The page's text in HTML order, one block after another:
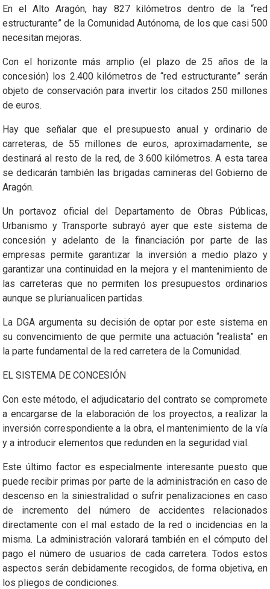
En el Alto Aragón, hay 827 kilómetros dentro de la “red
estructurante” de la Comunidad Autónoma, de los que casi 500
necesitan mejoras.
Con el horizonte más amplio (el plazo de 25 años de la
concesión) los 2.400 kilómetros de “red estructurante” serán
objeto de conservación para invertir los citados 250 millones
de euros.
Hay que señalar que el presupuesto anual y ordinario de
carreteras, de 55 millones de euros, aproximadamente, se
destinará al resto de la red, de 3.600 kilómetros. A esta tarea
se dedicarán también las brigadas camineras del Gobierno de
Aragón.
Un portavoz oficial del Departamento de Obras Públicas,
Urbanismo y Transporte subrayó ayer que este sistema de
concesión y adelanto de la financiación por parte de las
empresas permite garantizar la inversión a medio plazo y
garantizar una continuidad en la mejora y el mantenimiento de
las carreteras que no permiten los presupuestos ordinarios
aunque se plurianualicen partidas.
La DGA argumenta su decisión de optar por este sistema en
su convencimiento de que permite una actuación “realista” en
la parte fundamental de la red carretera de la Comunidad.
EL SISTEMA DE CONCESIÓN
Con este método, el adjudicatario del contrato se compromete
a encargarse de la elaboración de los proyectos, a realizar la
inversión correspondiente a la obra, el mantenimiento de la vía
y a introducir elementos que redunden en la seguridad vial.
Este último factor es especialmente interesante puesto que
puede recibir primas por parte de la administración en caso de
descenso en la siniestralidad o sufrir penalizaciones en caso
de incremento del número de accidentes relacionados
directamente con el mal estado de la red o incidencias en la
misma. La administración valorará también en el cómputo del
pago el número de usuarios de cada carretera. Todos estos
aspectos serán debidamente recogidos, de forma objetiva, en
los pliegos de condiciones.